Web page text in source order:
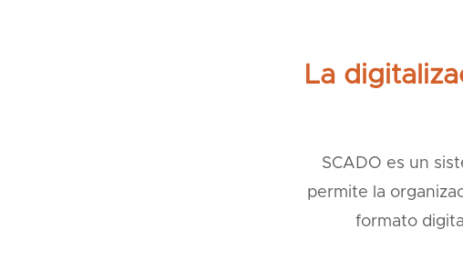
La
SCADO es un
permite la
formato